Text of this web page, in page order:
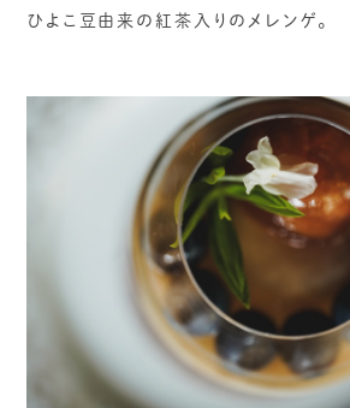
ひよこ豆由来の紅茶入りのメレンゲ。